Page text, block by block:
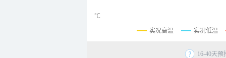
℃
实况高温 实况低温
16-40天